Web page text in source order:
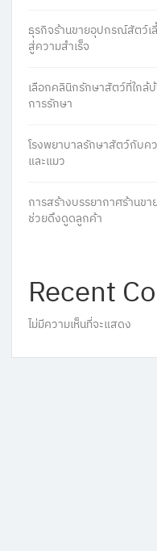
ธุรกิจร้านขายอุปกรณ์สัตว์
สู่ความสำเร็จ
เลือกคลินิกรักษาสัตว์ที่ใกล้
การรักษา
โรงพยาบาลรักษาสัตว์กับค
และแมว
การสร้างบรรยากาศร้านขา
ช่วยดึงดูดลูกค้า
Recent
ไม่มีความเห็นที่จะแสดง